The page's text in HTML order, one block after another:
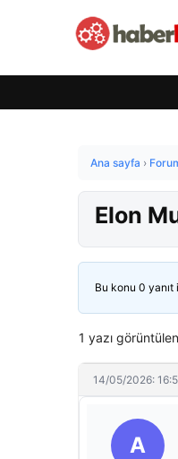
Ana sayfa ›
Elon
Bu konu 0 yanıt
1 yazı
14/05/2026:
A